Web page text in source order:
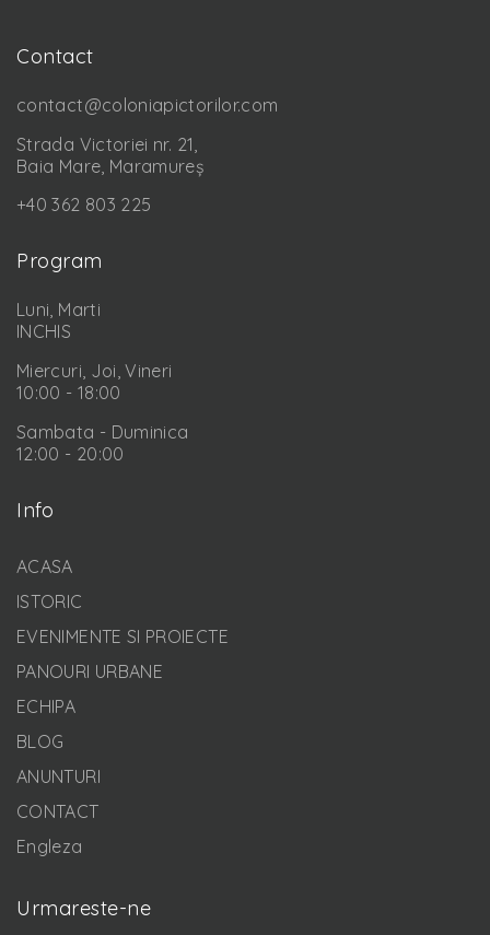
Contact
contact@coloniapictorilor.com
Strada Victoriei nr. 21,
Baia Mare, Maramureș
+40 362 803 225
Program
Luni, Marti
INCHIS
Miercuri, Joi, Vineri
10:00 - 18:00
Sambata - Duminica
12:00 - 20:00
Info
ACASA
ISTORIC
EVENIMENTE SI PROIECTE
PANOURI URBANE
ECHIPA
BLOG
ANUNTURI
CONTACT
Engleza
Urmareste-ne